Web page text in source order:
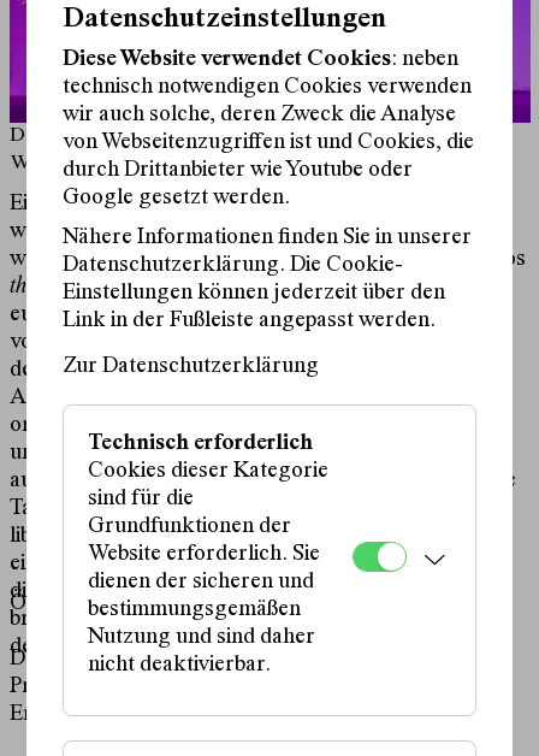
Dominique Tegho "the intimacy of collision" © Mayra
Wallraff
Ein Europa, in dem mit anti-arabischen Stereotypen
wieder im großen Stil Stimmung und Politik gemacht
werden: Das ist der Kontext, in dem Dominique Teghos
the intimacy of collisionseine wütende und oft
euphorische Kraft entfaltet. Die strengen Rhythmen
von Volkstänzen wie der levantinischen Dabke oder
dem ägyptischen Baladi treffen in Teghos Trio mit
Anthony Nakhlé und Hassandra auf westliche,
orientalistische Fantasien, die sich z. B. im berühmten
und endlos interpretierten „Tanz der sieben Schleier“
aus Oscar Wildes DramaSalome(1893) auch tief in die
Tanzgeschichte eingeschrieben haben. Die
libanesische, in Berlin lebende Choreografin „formt
einen tanzenden Körper“, der die nicht nur
diskriminierenden, sondern noch heute
brandgefährlichen rassistischen Klischeebilder „aus
dem Gleichgewicht bringt und durchbricht“.
Österreichische Erstaufführung
Dauer: 60 Min
Preise:
Ermäßigt:15 / 20 Euro
Datenschutzeinstellungen
Diese Website verwendet Cookies: neben
technisch notwendigen Cookies verwenden
wir auch solche, deren Zweck die Analyse
von Webseitenzugriffen ist und Cookies, die
durch Drittanbieter wie Youtube oder
Google gesetzt werden.
Nähere Informationen finden Sie in unserer
Datenschutzerklärung. Die Cookie-
Einstellungen können jederzeit über den
Link in der Fußleiste angepasst werden.
Zur Datenschutzerklärung
Technisch erforderlich
Cookies dieser Kategorie
sind für die
Grundfunktionen der
Website erforderlich. Sie
dienen der sicheren und
bestimmungsgemäßen
Nutzung und sind daher
nicht deaktivierbar.